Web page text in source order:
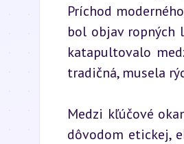
Príchod
bol objav ropných
katapultovalo
tradičná, musela
Medzi kľúčové
dôvodom etickej,